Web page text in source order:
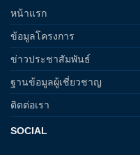
หน้าแรก
ข้อมูลโครงการ
ข่าวประชาสัมพันธ์
ฐานข้อมูลผู้เชี่ยวชาญ
ติดต่อเรา
SOCIAL